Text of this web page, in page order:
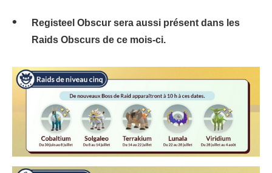
Registeel Obscur sera aussi présent dans les
Raids Obscurs de ce mois-ci.